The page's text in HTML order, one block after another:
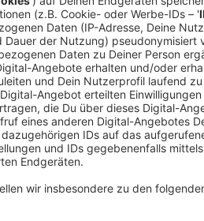
Ein Promi, keine Fragen und
Anzeige
Wenn ein Popstar, Comedian,
auch dem besonderen Video-
sondern dem Gast einfach fünf
als Erstes einfällt. Keine
persönliche Geschichten - das ist